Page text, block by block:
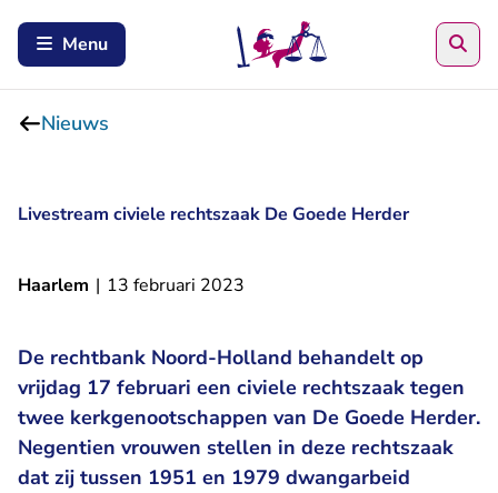
Menu
Nieuws
Livestream civiele rechtszaak De Goede Herder
Haarlem | 13 februari 2023
De rechtbank Noord-Holland behandelt op
vrijdag 17 februari een civiele rechtszaak tegen
twee kerkgenootschappen van De Goede Herder.
Negentien vrouwen stellen in deze rechtszaak
dat zij tussen 1951 en 1979 dwangarbeid